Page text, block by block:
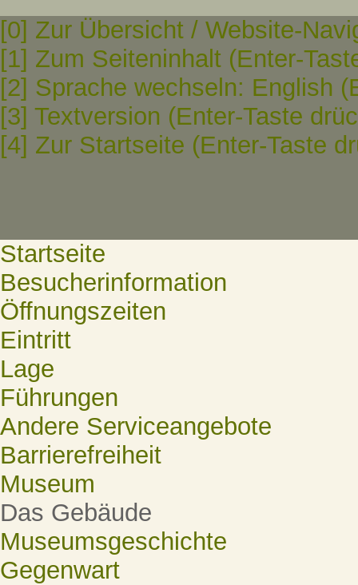
[0] Zur Übersicht / Website-
[1] Zum Seiteninhalt (Enter-
[2] Sprache wechseln: English
[3] Textversion (Enter-Taste
[4] Zur Startseite (Enter-Taste
Startseite
Besucherinformation
Öffnungszeiten
Eintritt
Lage
Führungen
Andere Serviceangebote
Barrierefreiheit
Museum
Das Gebäude
Museumsgeschichte
Gegenwart